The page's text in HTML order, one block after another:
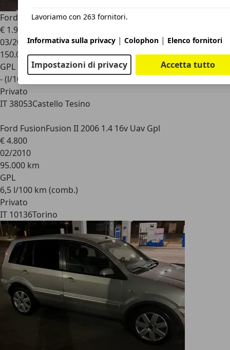
Ford Fusion
€ 1.900
03/2009
150.000 km
GPL
- (l/100 km)
Privato
IT 38053Castello Tesino
Ford FusionFusion II 2006 1.4 16v Uav Gpl
€ 4.800
02/2010
95.000 km
GPL
6,5 l/100 km (comb.)
Privato
IT 10136Torino
Lavoriamo con 263 fornitori.
Informativa sulla privacy | Colophon | Elenco fornitori
Impostazioni di privacy Accetta tutto